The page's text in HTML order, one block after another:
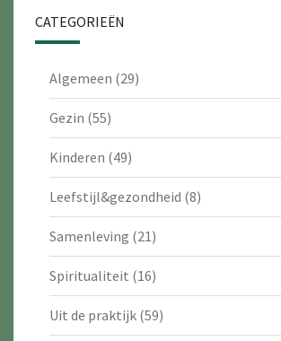
CATEGORIEËN
Algemeen (29)
Gezin (55)
Kinderen (49)
Leefstijl&gezondheid (8)
Samenleving (21)
Spiritualiteit (16)
Uit de praktijk (59)